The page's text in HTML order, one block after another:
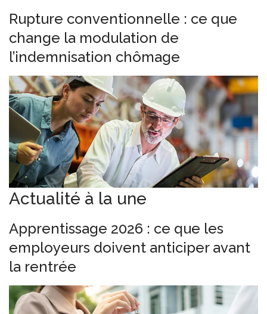
Rupture conventionnelle : ce que
change la modulation de
l’indemnisation chômage
Actualité à la une
Apprentissage 2026 : ce que les
employeurs doivent anticiper avant
la rentrée